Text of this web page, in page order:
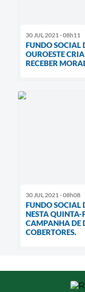
30 JUL 2021 - 08h11
FUNDO SOCIAL
OUROESTE
RECEBER
30 JUL 2021 - 08h08
FUNDO SOCIAL
NESTA QUINTA-
CAMPANHA DE
COBERTORES.